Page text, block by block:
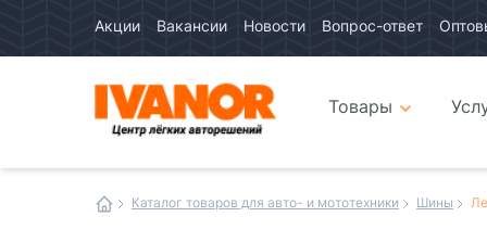
Акции Вакансии Новости Вопрос-ответ
интернетТовары
Каталог товаров для авто- и мототехники Шины